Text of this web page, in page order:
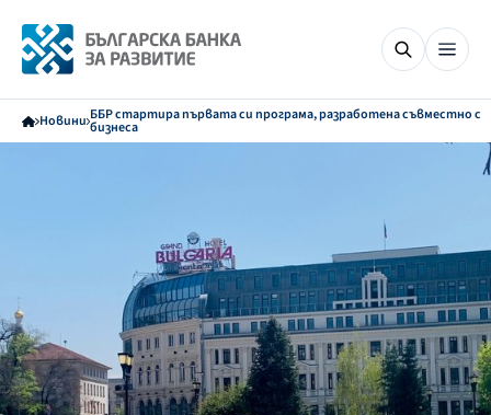
Новини ББР стартира първата си програма, разработена съвместно с
бизнеса